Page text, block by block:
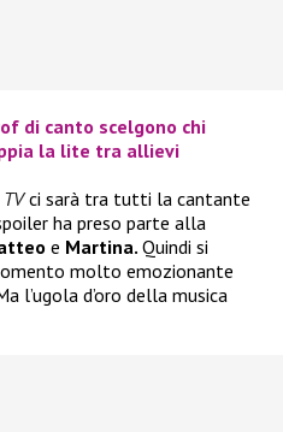
di canto scelgono chi
la lite tra allievi
TVci sarà tra tutti la cantante
ha preso parte alla
e Martina. Quindi si
molto emozionante
l’ugola d’oro della musica